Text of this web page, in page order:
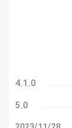
4.1.0
5.0